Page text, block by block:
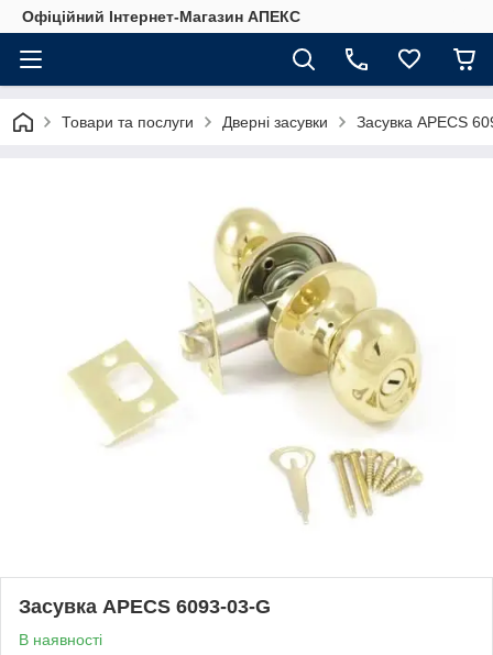
Офіційний Інтернет-Магазин АПЕКС
Товари та послуги Дверні засувки Засувка APECS
Засувка APECS 6093-03-G
В наявності